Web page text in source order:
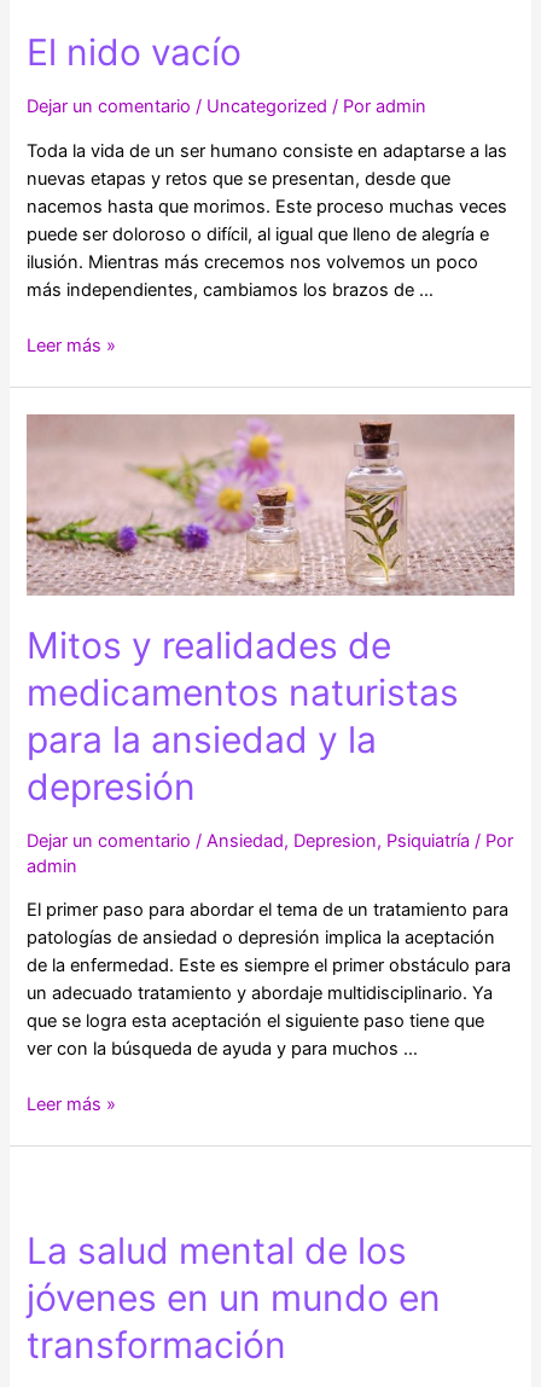
El nido vacío
Dejar un comentario / Uncategorized / Poradmin
Toda la vida de un ser humano consiste en adaptarse a las
nuevas etapas y retos que se presentan, desde que
nacemos hasta que morimos. Este proceso muchas veces
puede ser doloroso o difícil, al igual que lleno de alegría e
ilusión. Mientras más crecemos nos volvemos un poco
más independientes, cambiamos los brazos de …
El
Leer más »
Mitos y realidades de
medicamentos naturistas
para la ansiedad y la
depresión
Dejar un comentario /Ansiedad, Depresion, Psiquiatría / Por
admin
El primer paso para abordar el tema de un tratamiento para
patologías de ansiedad o depresión implica la aceptación
de la enfermedad. Este es siempre el primer obstáculo para
un adecuado tratamiento y abordaje multidisciplinario. Ya
que se logra esta aceptación el siguiente paso tiene que
ver con la búsqueda de ayuda y para muchos …
Mitos
naturistas
para
la
y
Leer más »
La salud mental de los
jóvenes en un mundo en
transformación